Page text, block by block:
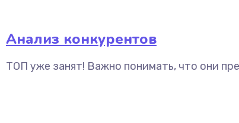
Анализ конкурентов
ТОП уже занят! Важно понимать, что они